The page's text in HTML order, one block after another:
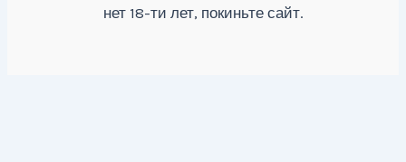
нет 18-ти лет, покиньте сайт.